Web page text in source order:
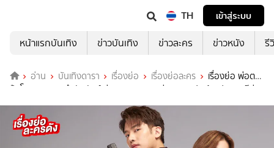
TH
เข้าสู่ระบบ
หน้าแรกบันเทิง
ข่าวบันเทิง ข่าวละคร ข่าวหนัง รี
อ่าน บันเทิงดารา เรื่องย่อ เรื่องย่อละคร
เรื่องย่อ พ่อตา
ปืนโต ตอน สาวกำนันพันธุ์ ช่อง 7HD (ตอนล่าสุด) แชป-แก้ม ประเดิมบู๊คู่